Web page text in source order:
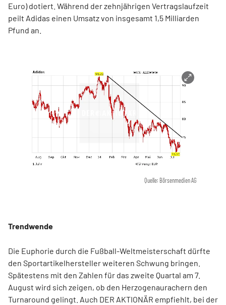
Euro) dotiert. Während der zehnjährigen Vertragslaufzeit
peilt Adidas einen Umsatz von insgesamt 1,5 Milliarden
Pfund an.
Quelle: Börsenmedien AG
Trendwende
Die Euphorie durch die Fußball-Weltmeisterschaft dürfte
den Sportartikelhersteller weiteren Schwung bringen.
Spätestens mit den Zahlen für das zweite Quartal am 7.
August wird sich zeigen, ob den Herzogenaurachern den
Turnaround gelingt. Auch DER AKTIONÄR empfiehlt, bei der